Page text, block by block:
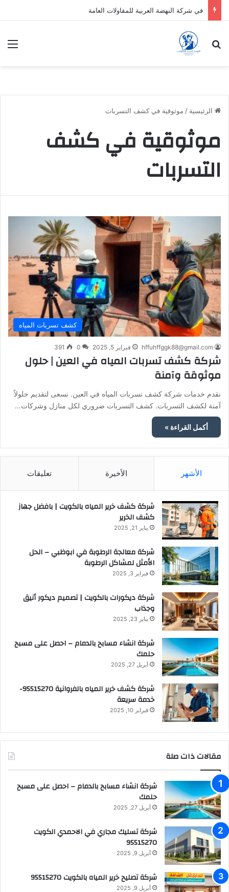
في شركة النهضة العربية للمقاولات العامة
بحث عن
الرئيسية / موثوقية في كشف التسربات
موثوقية في كشف
التسربات
كشف تسربات المياه
hffuhffggk88@gmail.com فبراير 5, 2025 0
391
شركة كشف تسربات المياه في العين | حلول
موثوقة وآمنة
نقدم خدمات شركة كشف تسربات المياه في العين. نسعى لتقديم حلولاً
آمنة لكشف التسربات. كشف التسربات ضروري لكل منازل وشركات…
أكمل القراءة »
الأشهر الأخيرة تعليقات
شركة كشف خرير المياه بالكويت | بافضل جهاز
كشف الخرير
يناير 21, 2025
شركة معالجة الرطوبة في ابوظبي – الحل
الأمثل لمشاكل الرطوبة
فبراير 3, 2025
شركة ديكورات بالكويت | تصميم ديكور أنيق
وجذاب
يناير 23, 2025
شركة انشاء مسابح بالدمام – احصل على مسبح
حلمك
أبريل 27, 2025
شركة كشف خرير المياه بالفروانية 95515270-
خدمة سريعة
فبراير 10, 2025
مقالات ذات صلة
شركة انشاء مسابح بالدمام – احصل على مسبح
حلمك
أبريل 27, 2025
شركة تسليك مجاري في الاحمدي الكويت
95515270
أبريل 9, 2025
شركة تصليح خرير المياه بالكويت 95515270
أبريل 9, 2025